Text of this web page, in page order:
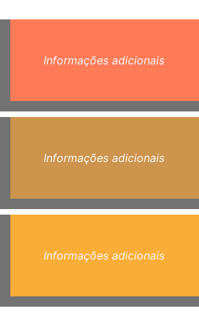
Informações adicionais
Informações adicionais
Informações adicionais